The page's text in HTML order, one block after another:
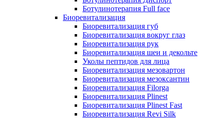
Ботулинотерапия Full face
Биоревитализация
Биоревитализация губ
Биоревитализация вокруг глаз
Биоревитализация рук
Биоревитализация шеи и декольте
Уколы пептидов для лица
Биоревитализация мезовартон
Биоревитализация мезоксантин
Биоревитализация Filorga
Биоревитализация Plinest
Биоревитализация Plinest Fast
Биоревитализация Revi Silk